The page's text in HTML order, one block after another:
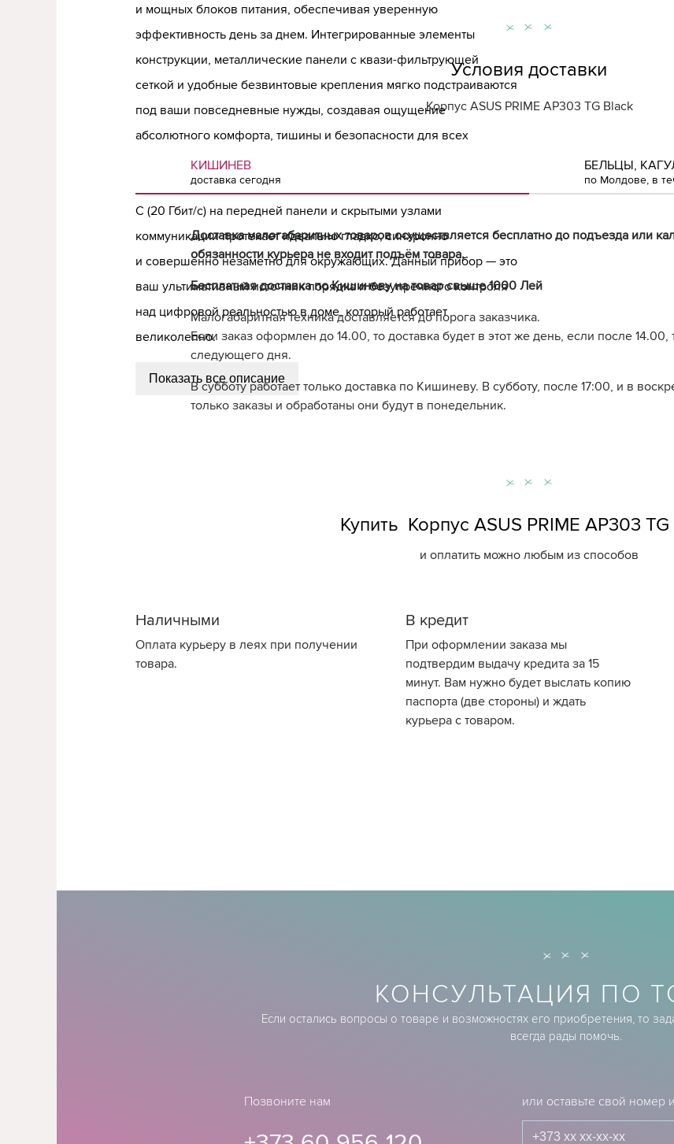
и мощных блоков питания, обеспечивая уверенную
эффективность день за днем. Интегрированные элементы
конструкции, металлические панели с квази-фильтрующей
сеткой и удобные безвинтовые крепления мягко подстраиваются
под ваши повседневные нужды, создавая ощущение
абсолютного комфорта, тишины и безопасности для всех
внутренних узлов. Процесс взаимодействия со всеми
интерфейсами управления, высокоскоростным портом USB Type-
C (20 Гбит/с) на передней панели и скрытыми узлами
коммуникации протекает идеально гладко, синхронно
и совершенно незаметно для окружающих. Данный прибор — это
ваш ультимативный источник порядка и безупречного контроля
над цифровой реальностью в доме, который работает
великолепно.
Показать все описание
Условия доставки
Корпус ASUS PRIME AP303 TG Black
КИШИНЕВ
доставка сегодня
БЕЛЬЦЫ,
по Молдове, в
Доставка малогабаритных товаров осуществляется бесплатно до подъезда или
обязанности курьера не входит подъём товара.
Бесплатная доставка по Кишиневу на товар свыше 1000 Лей
Малогабаритная техника доставляется до порога заказчика.
Если заказ оформлен до 14.00, то доставка будет в этот же день, если после 14.00,
следующего дня.
В субботу работает только доставка по Кишиневу. В субботу, после 17:00, и в
только заказы и обработаны они будут в понедельник.
Купить Корпус ASUS PRIME AP303
и оплатить можно любым из способов
Наличными
Оплата курьеру в леях при получении
товара.
В кредит
При оформлении заказа мы
подтвердим выдачу кредита за 15
минут. Вам нужно будет выслать копию
паспорта (две стороны) и ждать
курьера с товаром.
КОНСУЛЬТАЦИЯ ПО
Если остались вопросы о товаре и возможностях его приобретения, то
всегда рады помочь.
Позвоните нам или оставьте свой